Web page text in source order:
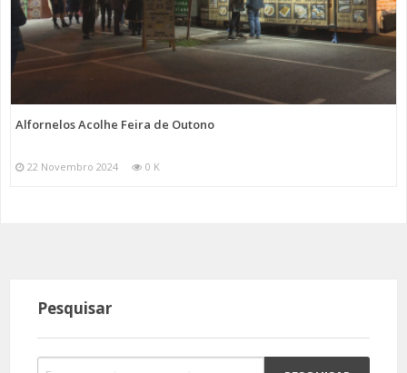
Alfornelos Acolhe Feira de Outono
22 Novembro 2024 0 K
Pesquisar